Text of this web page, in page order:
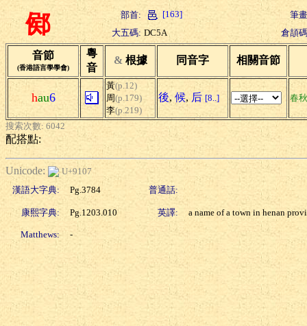
鄇 部首: [163]
筆
大五碼: DC5A 倉頡
音節
(香港語言學學會)
粵
音
& 根據 同音字 相關音節
hau6
黃(p.12)
周(p.179)
李(p.219)
後, 候, 后 [8..] 春
搜索次數: 6042
配搭點:
Unicode:
U+9107
漢語大字典:
Pg.3784 普通話:
康熙字典: Pg.1203.010 英譯: a name of a town in henan
Matthews: -